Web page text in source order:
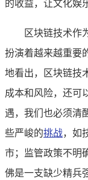
的收益，让文化娱
区块链技术作
扮演着越来越重要
地看出，区块链技
成本和风险，还可
遇，我们也必须清
些严峻的挑战，如
市；监管政策不明
佛是一支缺少精兵